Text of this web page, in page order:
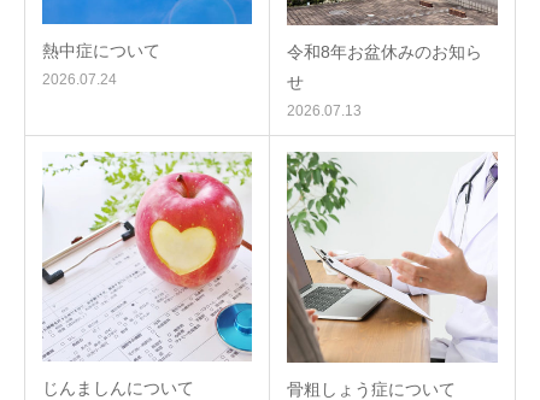
熱中症について
2026.07.24
令和8年お盆休みのお知ら
せ
2026.07.13
じんましんについて 骨粗しょう症について